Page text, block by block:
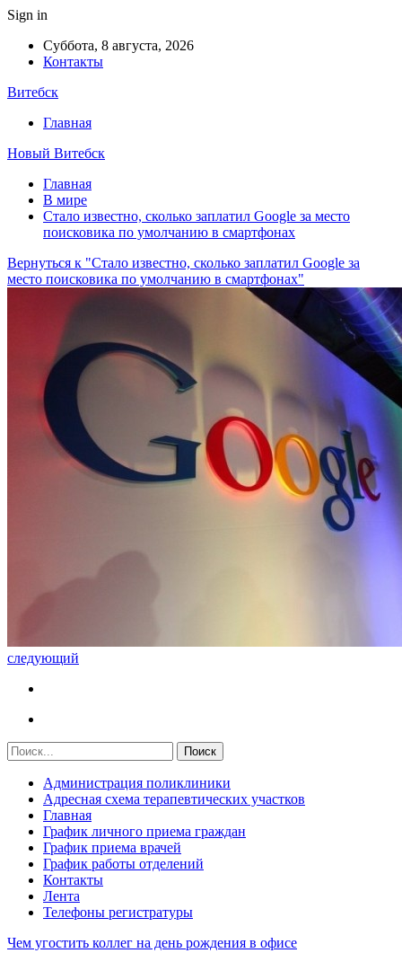
Sign in
Суббота, 8 августа, 2026
Контакты
Витебск
Главная
Новый Витебск
Главная
В мире
Стало известно, сколько заплатил Google за место
поисковика по умолчанию в смартфонах
Вернуться к "Стало известно, сколько заплатил Google за
место поисковика по умолчанию в смартфонах"
следующий
Администрация поликлиники
Адресная схема терапевтических участков
Главная
График личного приема граждан
График приема врачей
График работы отделений
Контакты
Лента
Телефоны регистратуры
Чем угостить коллег на день рождения в офисе